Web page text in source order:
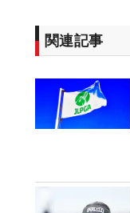
関連記事